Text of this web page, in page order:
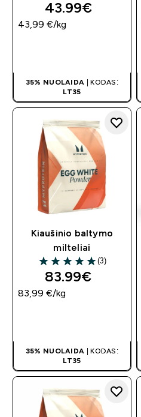
43.99€‎
43,99 €‎/kg
35% NUOLAIDA | KODAS:
LT35
Kiaušinio baltymo
milteliai
5 out of 5 stars
(3)
83.99€‎
83,99 €‎/kg
35% NUOLAIDA | KODAS:
LT35